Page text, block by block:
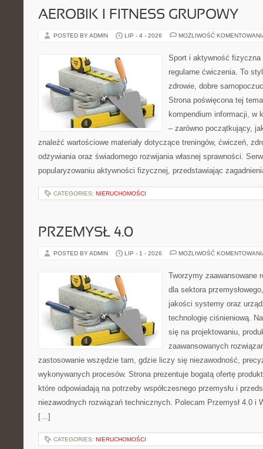
AEROBIK I FITNESS GRUPOWY
POSTED BY ADMIN LIP - 4 - 2026 MOŻLIWOŚĆ
Sport i aktywność
regularne ćwiczenia. To
zdrowie, dobre
Strona poświęcona tej
kompendium informacji, w
– zarówno początkujący,
znaleźć wartościowe materiały dotyczące treningów, ćwiczeń,
odżywiania oraz świadomego rozwijania własnej sprawności.
popularyzowaniu aktywności fizycznej, przedstawiając
CATEGORIES: NIERUCHOMOŚCI
PRZEMYSŁ 4.0
POSTED BY ADMIN LIP - 1 - 2026 MOŻLIWOŚĆ
Tworzymy zaawansowane
dla sektora
jakości systemy oraz
technologię ciśnieniową.
się na projektowaniu,
zaawansowanych
zastosowanie wszędzie tam, gdzie liczy się niezawodność,
wykonywanych procesów. Strona prezentuje bogatą ofertę
które odpowiadają na potrzeby współczesnego przemysłu i
niezawodnych rozwiązań technicznych. Polecam Przemysł 4.0 i
[…]
CATEGORIES: NIERUCHOMOŚCI